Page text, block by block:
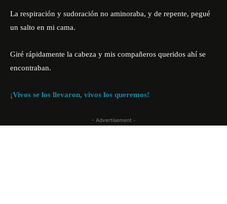
La respiración y sudoración no aminoraba, y de repente, pegué
un salto en mi cama.
Giré rápidamente la cabeza y mis compañeros queridos ahí se
encontraban.
¡Vivos se los llevaron, vivos los queremos!
- Advertisement -